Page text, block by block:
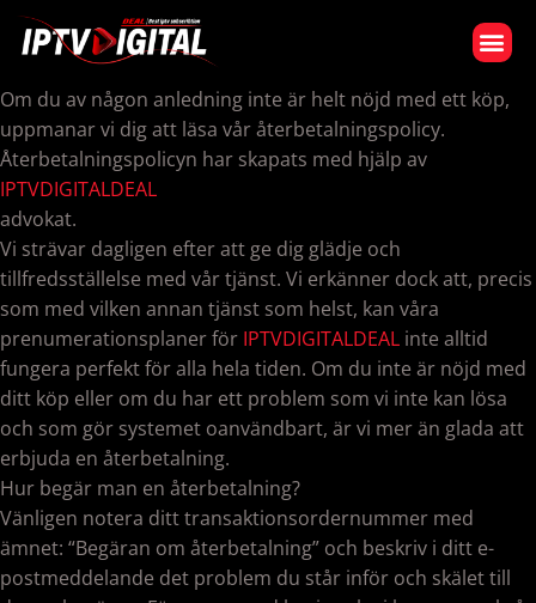
Om du av någon anledning inte är helt nöjd med ett köp,
uppmanar vi dig att läsa vår återbetalningspolicy.
Återbetalningspolicyn har skapats med hjälp av
IPTVDIGITALDEAL
advokat.
Vi strävar dagligen efter att ge dig glädje och
tillfredsställelse med vår tjänst. Vi erkänner dock att, precis
som med vilken annan tjänst som helst, kan våra
prenumerationsplaner för IPTVDIGITALDEAL inte alltid
fungera perfekt för alla hela tiden. Om du inte är nöjd med
ditt köp eller om du har ett problem som vi inte kan lösa
och som gör systemet oanvändbart, är vi mer än glada att
erbjuda en återbetalning.
Hur begär man en återbetalning?
Vänligen notera ditt transaktionsordernummer med
ämnet: “Begäran om återbetalning” och beskriv i ditt e-
postmeddelande det problem du står inför och skälet till